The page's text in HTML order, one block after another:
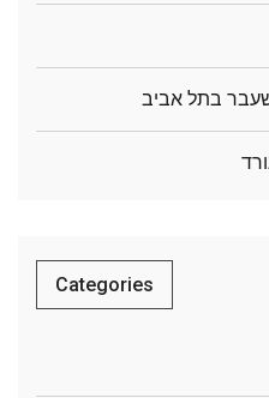
בתל אביב
Categories